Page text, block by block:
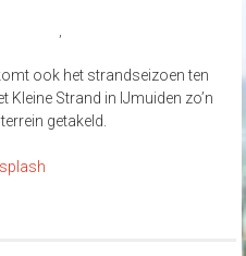
,
ook het strandseizoen ten
Kleine Strand in IJmuiden zo’n
getakeld.